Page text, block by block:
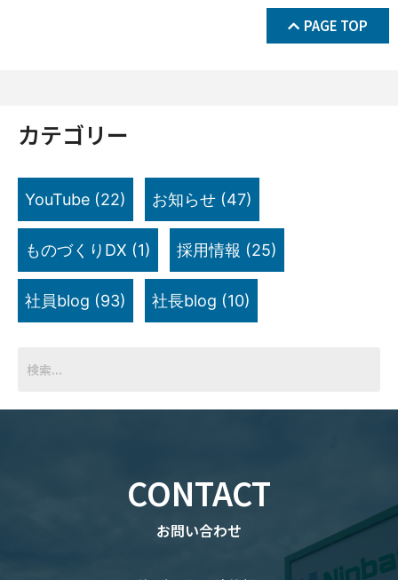
PAGE TOP
カテゴリー
YouTube (22) お知らせ (47)
ものづくりDX (1) 採用情報 (25)
社員blog (93) 社長blog (10)
CONTACT
お問い合わせ